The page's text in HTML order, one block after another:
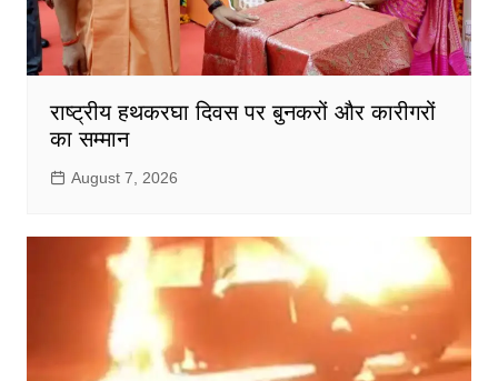
राष्ट्रीय हथकरघा दिवस पर बुनकरों और कारीगरों
का सम्मान
August 7, 2026